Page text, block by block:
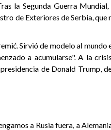
la Segunda Guerra Mundial,
de Exteriores de Serbia, que
Sirvió de modelo al mundo
a acumularse". A la
de Donald Trump,
a Rusia fuera, a